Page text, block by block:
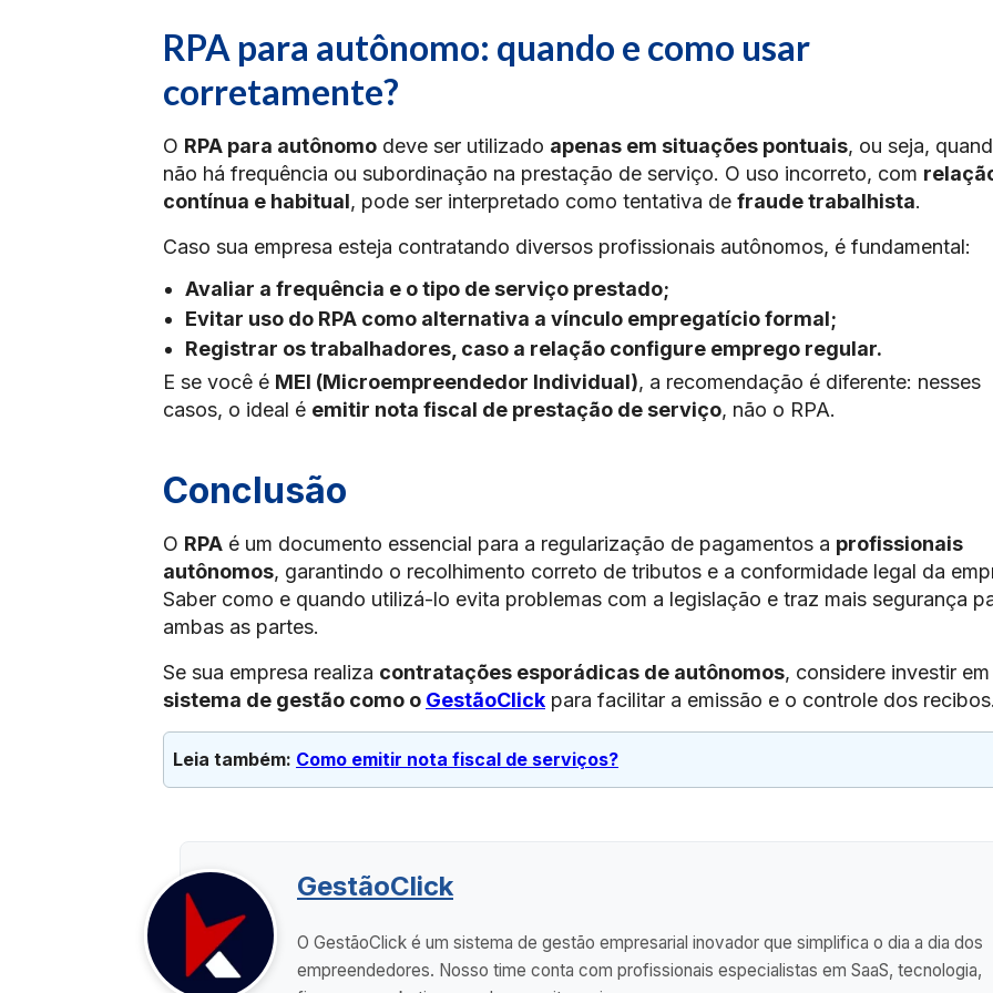
RPA para autônomo: quando e como usar
corretamente?
O RPA para autônomo deve ser utilizado apenas em situações pontuais, ou seja,
não há frequência ou subordinação na prestação de serviço. O uso incorreto, com
contínua e habitual, pode ser interpretado como tentativa de fraude trabalhista.
Caso sua empresa esteja contratando diversos profissionais autônomos, é fundamental:
Avaliar a frequência e o tipo de serviço prestado;
Evitar uso do RPA como alternativa a vínculo empregatício formal;
Registrar os trabalhadores, caso a relação configure emprego regular.
E se você é MEI (Microempreendedor Individual), a recomendação é diferente: nesses
casos, o ideal é emitir nota fiscal de prestação de serviço, não o RPA.
Conclusão
O RPA é um documento essencial para a regularização de pagamentos a profissionais
autônomos, garantindo o recolhimento correto de tributos e a conformidade legal da
Saber como e quando utilizá-lo evita problemas com a legislação e traz mais segurança
ambas as partes.
Se sua empresa realiza contratações esporádicas de autônomos, considere investir
sistema de gestão como o GestãoClick para facilitar a emissão e o controle dos
Leia também: Como emitir nota fiscal de serviços?
GestãoClick
O GestãoClick é um sistema de gestão empresarial inovador que simplifica o dia a dia dos
empreendedores. Nosso time conta com profissionais especialistas em SaaS, tecnologia,